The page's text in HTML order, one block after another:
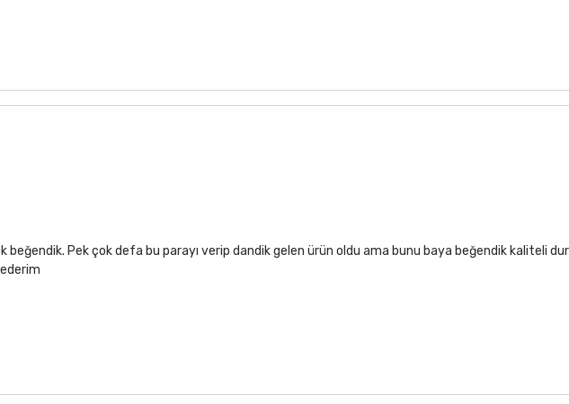
beğendik. Pek çok defa bu parayı verip dandik gelen ürün oldu ama bunu baya beğendik kaliteli